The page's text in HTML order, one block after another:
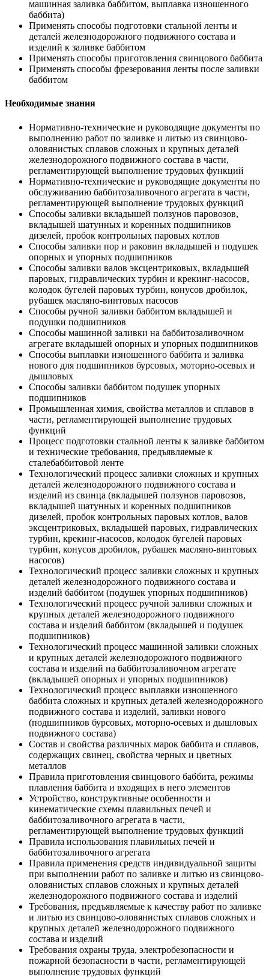
машинная заливка баббитом, выплавка изношенного
баббита)
Применять способы подготовки стальной ленты и
деталей железнодорожного подвижного состава и
изделий к заливке баббитом
Применять способы приготовления свинцового баббита
Применять способы фрезерования ленты после заливки
баббитом
Необходимые знания
Нормативно-технические и руководящие документы по
выполнению работ по заливке и литью из свинцово-
оловянистых сплавов сложных и крупных деталей
железнодорожного подвижного состава в части,
регламентирующей выполнение трудовых функций
Нормативно-технические и руководящие документы по
обслуживанию баббитозаливочного агрегата в части,
регламентирующей выполнение трудовых функций
Способы заливки вкладышей ползунов паровозов,
вкладышей шатунных и коренных подшипников
дизелей, пробок контрольных паровых котлов
Способы заливки пор и раковин вкладышей и подушек
опорных и упорных подшипников
Способы заливки валов эксцентриковых, вкладышей
паровых, гидравлических турбин и крекинг-насосов,
колодок бугелей паровых турбин, конусов дробилок,
рубашек масляно-винтовых насосов
Способы ручной заливки баббитом вкладышей и
подушки подшипников
Способы машинной заливки на баббитозаливочном
агрегате вкладышей опорных и упорных подшипников
Способы выплавки изношенного баббита и заливка
нового для подшипников бурсовых, моторно-осевых и
дышловых
Способы заливки баббитом подушек упорных
подшипников
Промышленная химия, свойства металлов и сплавов в
части, регламентирующей выполнение трудовых
функций
Процесс подготовки стальной ленты к заливке баббитом
и технические требования, предъявляемые к
сталебаббитовой ленте
Технологический процесс заливки сложных и крупных
деталей железнодорожного подвижного состава и
изделий из свинца (вкладышей ползунов паровозов,
вкладышей шатунных и коренных подшипников
дизелей, пробок контрольных паровых котлов, валов
эксцентриковых, вкладышей паровых, гидравлических
турбин, крекинг-насосов, колодок бугелей паровых
турбин, конусов дробилок, рубашек масляно-винтовых
насосов)
Технологический процесс заливки сложных и крупных
деталей железнодорожного подвижного состава и
изделий баббитом (подушек упорных подшипников)
Технологический процесс ручной заливки сложных и
крупных деталей железнодорожного подвижного
состава и изделий баббитом (вкладышей и подушек
подшипников)
Технологический процесс машинной заливки сложных
и крупных деталей железнодорожного подвижного
состава и изделий на баббитозаливочном агрегате
(вкладышей опорных и упорных подшипников)
Технологический процесс выплавки изношенного
баббита сложных и крупных деталей железнодорожного
подвижного состава и изделий, заливки нового
(подшипников бурсовых, моторно-осевых и дышловых
подвижного состава)
Состав и свойства различных марок баббита и сплавов,
содержащих свинец, свойства черных и цветных
металлов
Правила приготовления свинцового баббита, режимы
плавления баббита и входящих в него элементов
Устройство, конструктивные особенности и
кинематические схемы плавильных печей и
баббитозаливочного агрегата в части,
регламентирующей выполнение трудовых функций
Правила использования плавильных печей и
баббитозаливочного агрегата
Правила применения средств индивидуальной защиты
при выполнении работ по заливке и литью из свинцово-
оловянистых сплавов сложных и крупных деталей
железнодорожного подвижного состава и изделий
Требования, предъявляемые к качеству работ по заливке
и литью из свинцово-оловянистых сплавов сложных и
крупных деталей железнодорожного подвижного
состава и изделий
Требования охраны труда, электробезопасности и
пожарной безопасности в части, регламентирующей
выполнение трудовых функций